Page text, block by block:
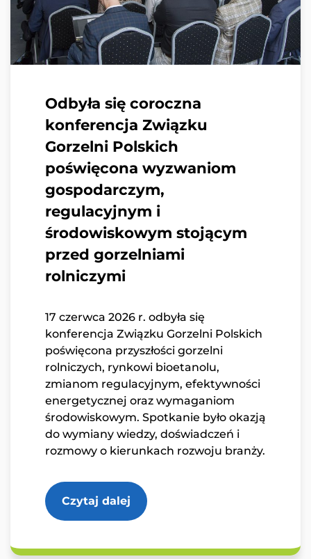
Odbyła się coroczna
konferencja Związku
Gorzelni Polskich
poświęcona wyzwaniom
gospodarczym,
regulacyjnym i
środowiskowym stojącym
przed gorzelniami
rolniczymi
17 czerwca 2026 r. odbyła się
konferencja Związku Gorzelni Polskich
poświęcona przyszłości gorzelni
rolniczych, rynkowi bioetanolu,
zmianom regulacyjnym, efektywności
energetycznej oraz wymaganiom
środowiskowym. Spotkanie było okazją
do wymiany wiedzy, doświadczeń i
rozmowy o kierunkach rozwoju branży.
Czytaj dalej